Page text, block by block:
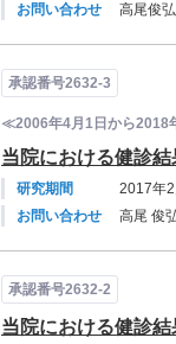
お問い合わせ
高尾俊弘
承認番号2632-3
≪2006年4月1日から2018
当院における健診
研究期間
2017年
お問い合わせ
高尾 俊
承認番号2632-2
当院における健診